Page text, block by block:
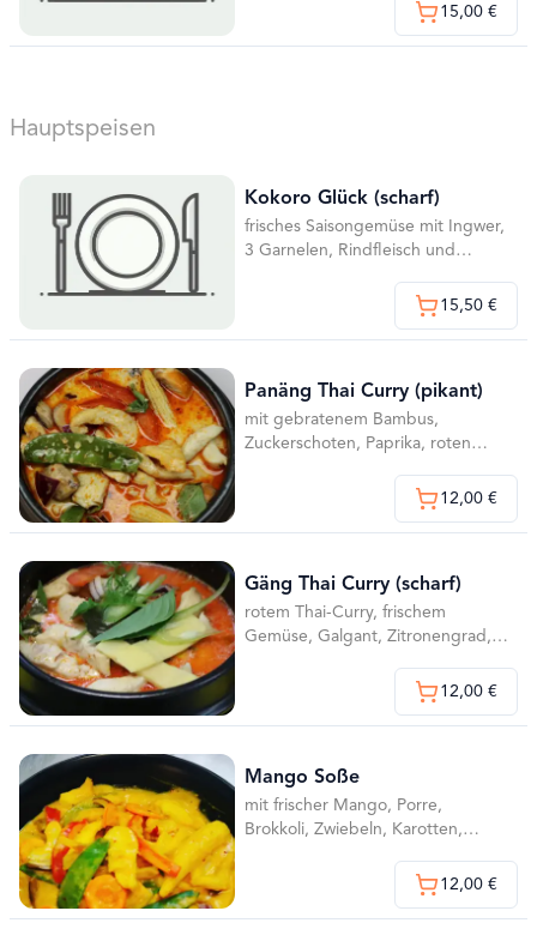
15,00 €
Hauptspeisen
Kokoro Glück (scharf)
frisches Saisongemüse mit Ingwer,
3 Garnelen, Rindfleisch und
15,50 €
Panäng Thai Curry (pikant)
mit gebratenem Bambus,
Zuckerschoten, Paprika, roten
Erdnüssen,Kokosmilch und nach
12,00 €
Gäng Thai Curry (scharf)
rotem Thai-Curry, frischem
Gemüse, Galgant, Zitronengrad,
Basilikum und Kokosmilch und
12,00 €
Mango Soße
mit frischer Mango, Porre,
Brokkoli, Zwiebeln, Karotten,
Bambus, Mango-Soße,
Kokosmilch, Shne und nach Wahl
12,00 €